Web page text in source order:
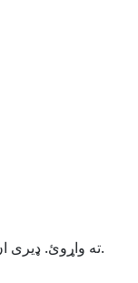
خپل فایلونه PDF ته واړوئ. ډیری ان پټ فارمیټونه ملاتړ کیږي.